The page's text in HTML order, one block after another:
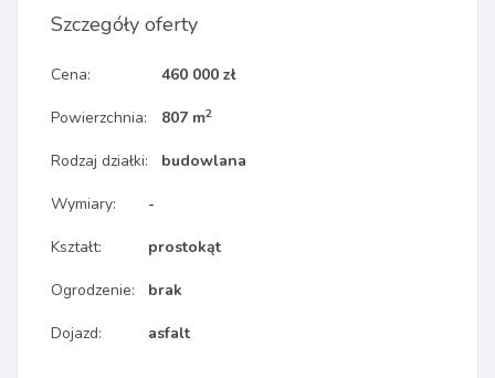
Szczegóły oferty
Cena:
Powierzchnia:
Rodzaj działki:
460 000 zł
807 m2
budowlana
Wymiary:
Kształt:
Ogrodzenie:
Dojazd:
-
prostokąt
brak
asfalt